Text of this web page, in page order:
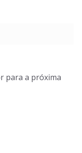
para a próxima